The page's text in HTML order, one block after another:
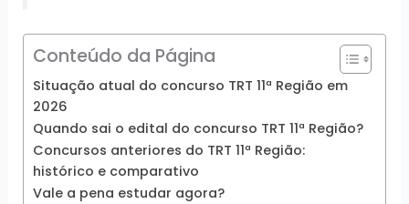
Conteúdo da Página
Situação atual do concurso TRT 11ª Região em
2026
Quando sai o edital do concurso TRT 11ª Região?
Concursos anteriores do TRT 11ª Região:
histórico e comparativo
Vale a pena estudar agora?